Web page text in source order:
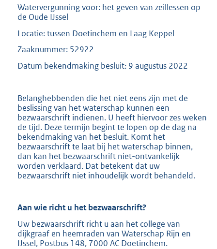
e
0
b
Watervergunning voor: het geven van zeillessen op
de Oude IJssel
Locatie: tussen Doetinchem en Laag Keppel
Zaaknummer: 52922
Datum bekendmaking besluit: 9 augustus 2022
Belanghebbenden die het niet eens zijn met de
beslissing van het waterschap kunnen een
bezwaarschrift indienen. U heeft hiervoor zes weken
de tijd. Deze termijn begint te lopen op de dag na
bekendmaking van het besluit. Komt het
bezwaarschrift te laat bij het waterschap binnen,
dan kan het bezwaarschrift niet-ontvankelijk
worden verklaard. Dat betekent dat uw
bezwaarschrift niet inhoudelijk wordt behandeld.
Aan wie richt u het bezwaarschrift?
Uw bezwaarschrift richt u aan het college van
dijkgraaf en heemraden van Waterschap Rijn en
IJssel, Postbus 148, 7000 AC Doetinchem.